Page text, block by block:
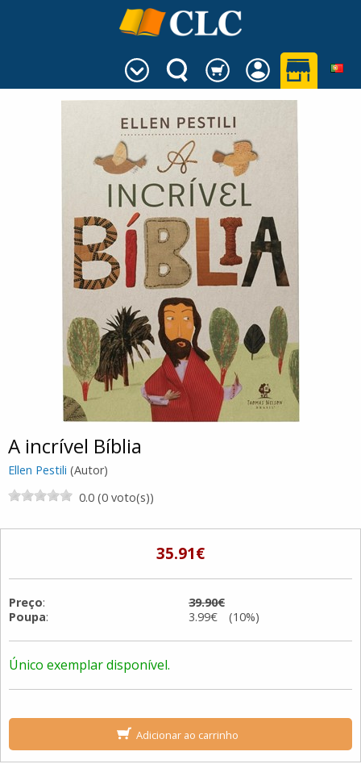
A incrível Bíblia
Ellen Pestili (Autor)
0.0 (0 voto(s))
35.91€
Preço:
39.90€
Poupa: 3.99€ (10%)
Único exemplar disponível.
Adicionar ao carrinho